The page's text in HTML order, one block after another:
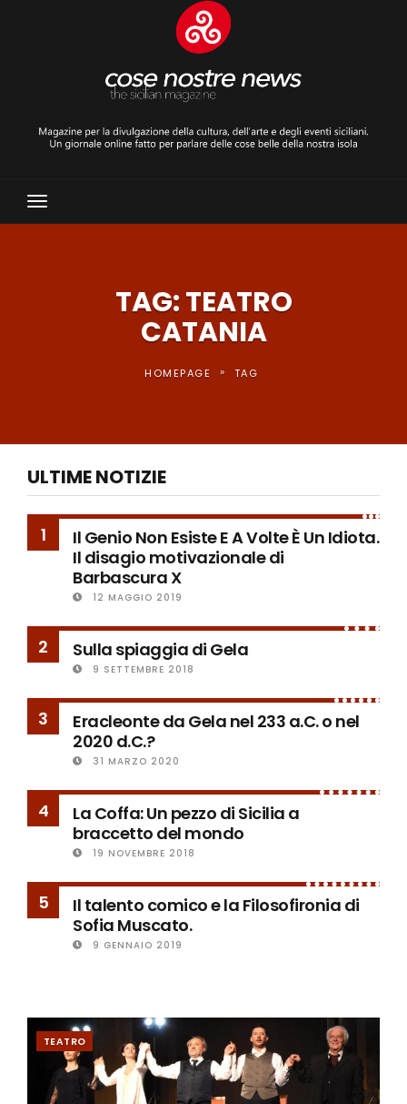
Toggle
Navigation
TAG: TEATRO
CATANIA
HOMEPAGE » TAG
ULTIME NOTIZIE
1
Il Genio Non Esiste E A Volte È Un Idiota.
Il disagio motivazionale di
Barbascura X
12 MAGGIO 2019
2 Sulla spiaggia di Gela
9 SETTEMBRE 2018
3
Eracleonte da Gela nel 233 a.C. o nel
2020 d.C.?
31 MARZO 2020
4
La Coffa: Un pezzo di Sicilia a
braccetto del mondo
19 NOVEMBRE 2018
5
Il talento comico e la Filosofironia di
Sofia Muscato.
9 GENNAIO 2019
TEATRO